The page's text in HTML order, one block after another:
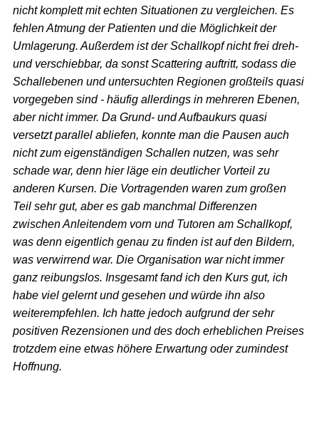
nicht komplett mit echten Situationen zu vergleichen. Es
fehlen Atmung der Patienten und die Möglichkeit der
Umlagerung. Außerdem ist der Schallkopf nicht frei dreh-
und verschiebbar, da sonst Scattering auftritt, sodass die
Schallebenen und untersuchten Regionen großteils quasi
vorgegeben sind - häufig allerdings in mehreren Ebenen,
aber nicht immer. Da Grund- und Aufbaukurs quasi
versetzt parallel abliefen, konnte man die Pausen auch
nicht zum eigenständigen Schallen nutzen, was sehr
schade war, denn hier läge ein deutlicher Vorteil zu
anderen Kursen. Die Vortragenden waren zum großen
Teil sehr gut, aber es gab manchmal Differenzen
zwischen Anleitendem vorn und Tutoren am Schallkopf,
was denn eigentlich genau zu finden ist auf den Bildern,
was verwirrend war. Die Organisation war nicht immer
ganz reibungslos. Insgesamt fand ich den Kurs gut, ich
habe viel gelernt und gesehen und würde ihn also
weiterempfehlen. Ich hatte jedoch aufgrund der sehr
positiven Rezensionen und des doch erheblichen Preises
trotzdem eine etwas höhere Erwartung oder zumindest
Hoffnung.